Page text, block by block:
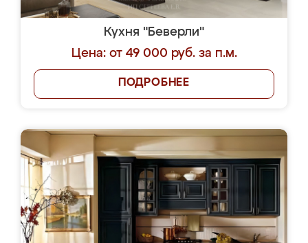
Кухня "Беверли"
Цена: от 49 000 руб. за п.м.
ПОДРОБНЕЕ